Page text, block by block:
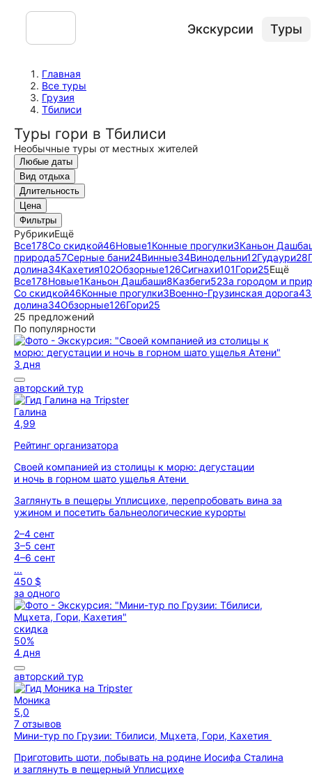
Экскурсии Туры
Главная
Все туры
Грузия
Тбилиси
Туры гори в Тбилиси
Необычные туры от местных жителей
Любые даты
Вид отдыха
Длительность
Цена
Фильтры
РубрикиЕщё
Все178Со скидкой46Новые1Конные прогулки3Каньон
природа57Серные бани24Винные34Винодельни12Гудаури28
долина34Кахетия102Обзорные126Сигнахи101Гори25Ещё
Все178Новые1Каньон Дашбаши8Казбеги52За городом и
Со скидкой46Конные прогулки3Военно-Грузинская дорога43
долина34Обзорные126Гори25
25 предложений
По популярности
3 дня
авторский тур
Галина
4,99
Рейтинг организатора
Своей компанией из столицы к морю: дегустации
и ночь в горном шато ущелья Атени
Заглянуть в пещеры Уплисцихе, перепробовать вина за
ужином и посетить бальнеологические курорты
2–4 сент
3–5 сент
4–6 сент
...
450 $
за одного
скидка
50%
4 дня
авторский тур
Моника
5,0
7 отзывов
Мини-тур по Грузии: Тбилиси, Мцхета, Гори, Кахетия
Приготовить шоти, побывать на родине Иосифа Сталина
и заглянуть в пещерный Уплисцихе